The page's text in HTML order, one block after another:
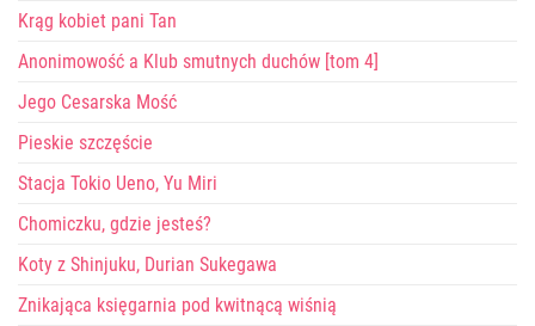
Krąg kobiet pani Tan
Anonimowość a Klub smutnych duchów [tom 4]
Jego Cesarska Mość
Pieskie szczęście
Stacja Tokio Ueno, Yu Miri
Chomiczku, gdzie jesteś?
Koty z Shinjuku, Durian Sukegawa
Znikająca księgarnia pod kwitnącą wiśnią